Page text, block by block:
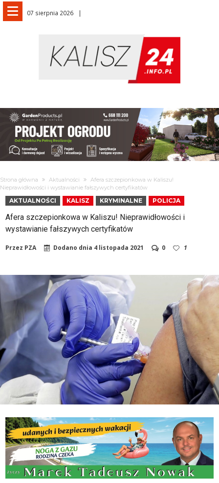
07 sierpnia 2026
Strona główna Aktualności
Afera szczepionkowa w Kaliszu!
Nieprawidłowości i wystawianie fałszywych certyfikatów
AKTUALNOŚCI KALISZ KRYMINALNE POLICJA
Afera szczepionkowa w Kaliszu! Nieprawidłowości i
wystawianie fałszywych certyfikatów
Przez PZA Dodano dnia 4 listopada 2021 0 1